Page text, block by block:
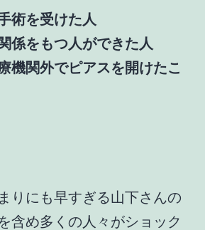
術を受けた人
係をもつ人ができた人
機関外でピアスを開けたこ
りにも早すぎる山下さんの
含め多くの人々がショック